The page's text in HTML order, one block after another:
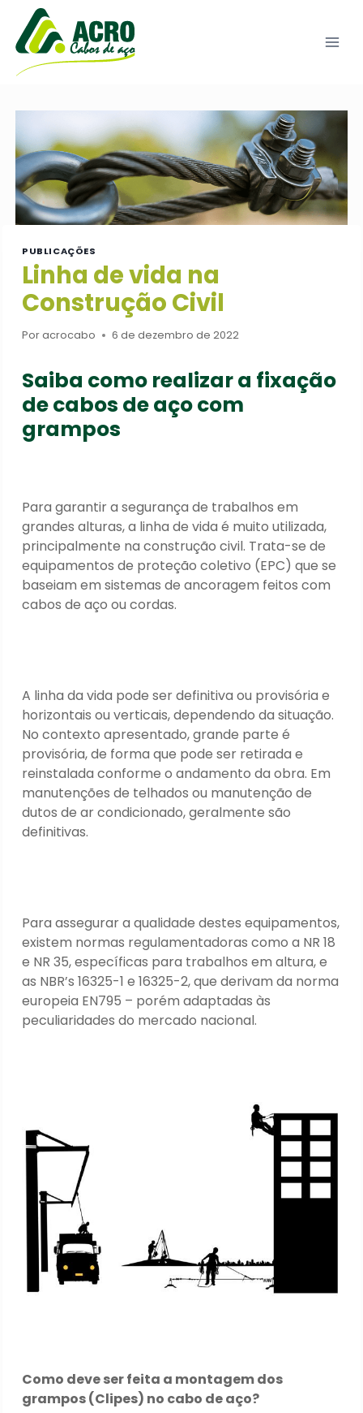
para
Conteúdo
PUBLICAÇÕES
Linha de vida na
Construção Civil
Poracrocabo 6 de dezembro de 2022
Saiba como realizar a fixação
de cabos de aço com
grampos
Para garantir a segurança de trabalhos em
grandes alturas, a linha de vida é muito utilizada,
principalmente na construção civil. Trata-se de
equipamentos de proteção coletivo (EPC) que se
baseiam em sistemas de ancoragem feitos com
cabos de aço ou cordas.
A linha da vida pode ser definitiva ou provisória e
horizontais ou verticais, dependendo da situação.
No contexto apresentado, grande parte é
provisória, de forma que pode ser retirada e
reinstalada conforme o andamento da obra. Em
manutenções de telhados ou manutenção de
dutos de ar condicionado, geralmente são
definitivas.
Para assegurar a qualidade destes equipamentos,
existem normas regulamentadoras como a NR 18
e NR 35, específicas para trabalhos em altura, e
as NBR’s 16325-1 e 16325-2, que derivam da norma
europeia EN795 – porém adaptadas às
peculiaridades do mercado nacional.
Como deve ser feita a montagem dos
grampos (Clipes) no cabo de aço?